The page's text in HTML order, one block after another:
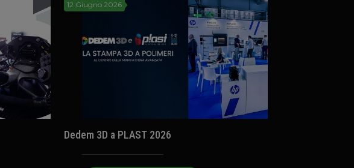
12 Giugno 2026
Dedem 3D a PLAST 2026